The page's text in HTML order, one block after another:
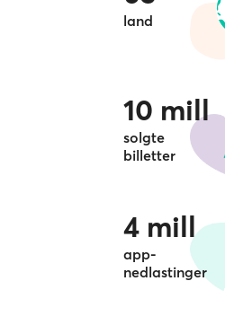
land
10 mill
solgte
billetter
4 mill
app-
nedlastinger